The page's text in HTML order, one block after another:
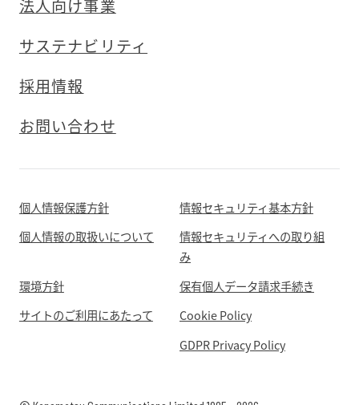
法人向け事業
サステナビリティ
採用情報
お問い合わせ
個人情報保護方針
情報セキュリティ基本方針
個人情報の取扱いについて
情報セキュリティへの取り組
み
環境方針
保有個人データ請求手続き
サイトのご利用にあたって
Cookie Policy
GDPR Privacy Policy